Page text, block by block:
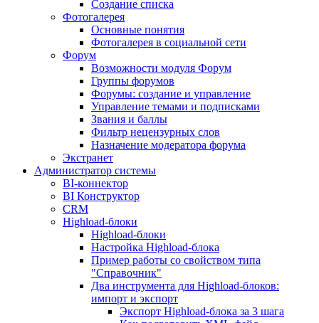
Создание списка
Фотогалерея
Основные понятия
Фотогалерея в социальной сети
Форум
Возможности модуля Форум
Группы форумов
Форумы: создание и управление
Управление темами и подписками
Звания и баллы
Фильтр нецензурных слов
Назначение модератора форума
Экстранет
Администратор системы
BI-коннектор
BI Конструктор
CRM
Highload-блоки
Highload-блоки
Настройка Highload-блока
Пример работы со свойством типа
"Справочник"
Два инструмента для Highload-блоков:
импорт и экспорт
Экспорт Highload-блока за 3 шага